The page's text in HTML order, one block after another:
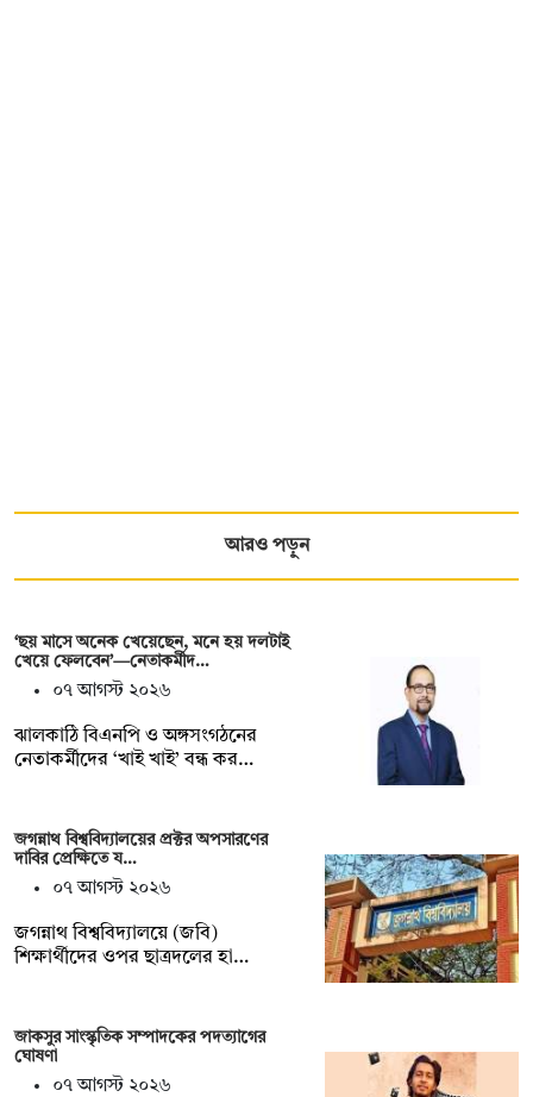
আরও পড়ুন
‘ছয় মাসে অনেক খেয়েছেন, মনে হয় দলটাই
খেয়ে ফেলবেন’—নেতাকর্মীদ…
০৭ আগস্ট ২০২৬
ঝালকাঠি বিএনপি ও অঙ্গসংগঠনের
নেতাকর্মীদের ‘খাই খাই’ বন্ধ কর…
জগন্নাথ বিশ্ববিদ্যালয়ের প্রক্টর অপসারণের
দাবির প্রেক্ষিতে য…
০৭ আগস্ট ২০২৬
জগন্নাথ বিশ্ববিদ্যালয়ে (জবি)
শিক্ষার্থীদের ওপর ছাত্রদলের হা…
জাকসুর সাংস্কৃতিক সম্পাদকের পদত্যাগের
ঘোষণা
০৭ আগস্ট ২০২৬